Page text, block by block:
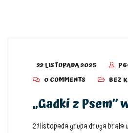
22 LISTOPADA 2025
0 COMMENTS
BEZ
„Gadki z Psem”
21 listopada grupa druga brała